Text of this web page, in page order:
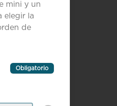
mini y un
elegir la
de
Obligatorio